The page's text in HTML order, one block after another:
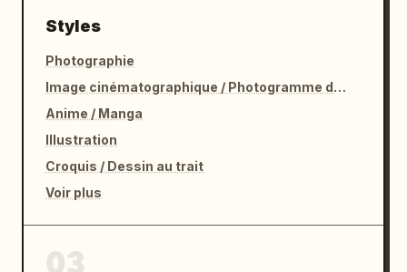
Styles
Photographie
Image cinématographique / Photogramme de film
Anime / Manga
Illustration
Croquis / Dessin au trait
Voir plus